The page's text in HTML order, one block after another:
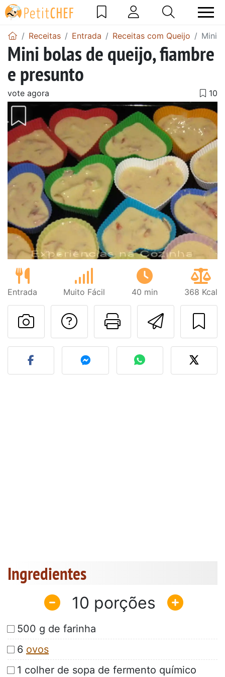
Receitas Entrada Receitas com Queijo Mini
Mini bolas de queijo, fiambre
e presunto
vote agora
Entrada Muito Fácil 40 min 368 Kcal
Imprima
Falar com o autor
Fez esta receita?
Ingredientes
10
500 g de farinha
6 ovos
1 colher de sopa de fermento químico